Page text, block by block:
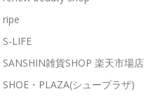
ripe
S-LIFE
SANSHIN雑貨SHOP 楽天市場店
SHOE・PLAZA(シュープラザ)